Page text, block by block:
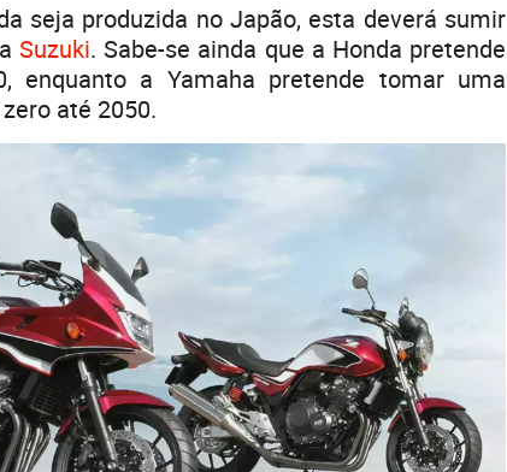
seja produzida no Japão, esta deverá sumir
Suzuki. Sabe-se ainda que a Honda pretende
enquanto a Yamaha pretende tomar uma
até 2050.